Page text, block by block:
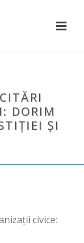
DORIM
ȘI
civice: